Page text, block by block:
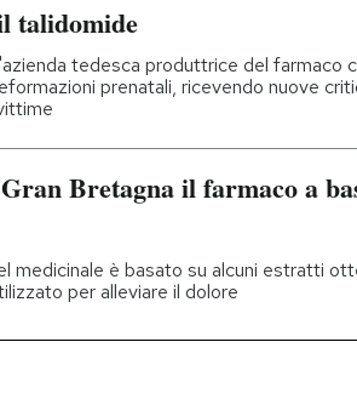
talidomide
tedesca produttrice del farmaco
prenatali, ricevendo nuove
Bretagna il farmaco a
medicinale è basato su alcuni estratti
per alleviare il dolore